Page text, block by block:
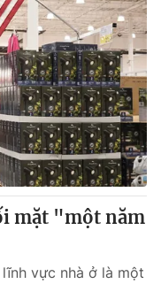
mặt "một năm
vực nhà ở là một